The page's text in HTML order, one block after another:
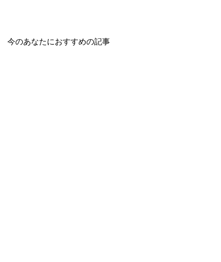
今のあなたにおすすめの記事